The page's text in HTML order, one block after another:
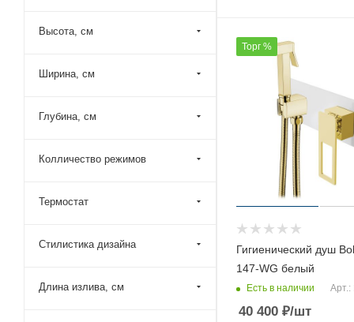
Торг %
Гигиенический душ
147-WG белый
Есть в наличии Арт.:
40 400 ₽/шт
Fiore (8
Gattoni ( 5)
Haiba (21
Высота, см
Ширина, см
Глубина, см
Колличество режимов
Термостат
Стилистика дизайна
Длина излива, см